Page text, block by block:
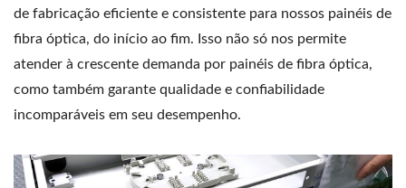
de fabricação eficiente e consistente para nossos painéis de
fibra óptica, do início ao fim. Isso não só nos permite
atender à crescente demanda por painéis de fibra óptica,
como também garante qualidade e confiabilidade
incomparáveis ​​em seu desempenho.